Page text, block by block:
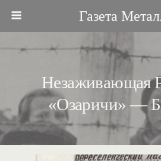
Газета
Незаживающая
«Озаричи» —